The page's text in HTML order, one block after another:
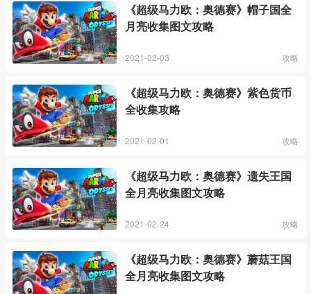
《超级马力欧：奥德赛》帽子国全
月亮收集图文攻略
2021-02-03 攻略
《超级马力欧：奥德赛》紫色货币
全收集攻略
2021-02-01 攻略
《超级马力欧：奥德赛》遗失王国
全月亮收集图文攻略
2021-02-24 攻略
《超级马力欧：奥德赛》蘑菇王国
全月亮收集图文攻略